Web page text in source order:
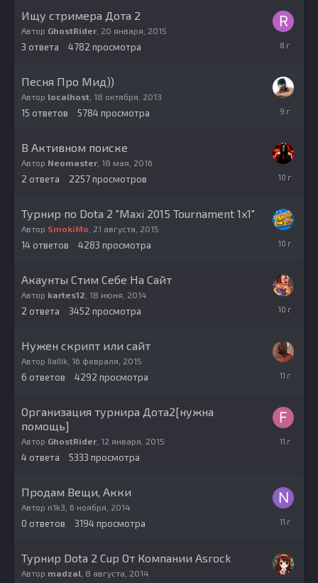
Ищу стримера Дота 2
Автор GhostRider, 20 января, 2015
3 ответа 4782 просмотра
января,
Песня Про Мид))
Автор localhost 18 октября, 2013
15 ответов 5784 просмотра
сентября,
В Активном поиске
Автор Neomaster, 18 мая, 2016
2 ответа 2257просмотров
мая,
Турнир по Dota 2 "Maxi 2015 Tournament 1x1"
Автор SmokiMo 21 августа, 2015
14 ответов 4283 просмотра
октября,
Акаунты Стим Себе На Сайт
Автор kartes12 18 июня, 2014
2 ответа 3452 просмотра
сентября,
Нужен скрипт или сайт
Автор IIaIIik 16 февраля, 2015
6 ответов 4292 просмотра
февраля,
Организация турнира Дота2[нужна
помощь]
Автор GhostRider, 12 января, 2015
4 ответа 5333 просмотра
января,
Продам Вещи, Акки
Автор n1k3 6 ноября, 2014
0 ответов 3194 просмотра
ноября,
Турнир Dota 2 Cup От Компании Asrock
Автор madzal 8 августа, 2014